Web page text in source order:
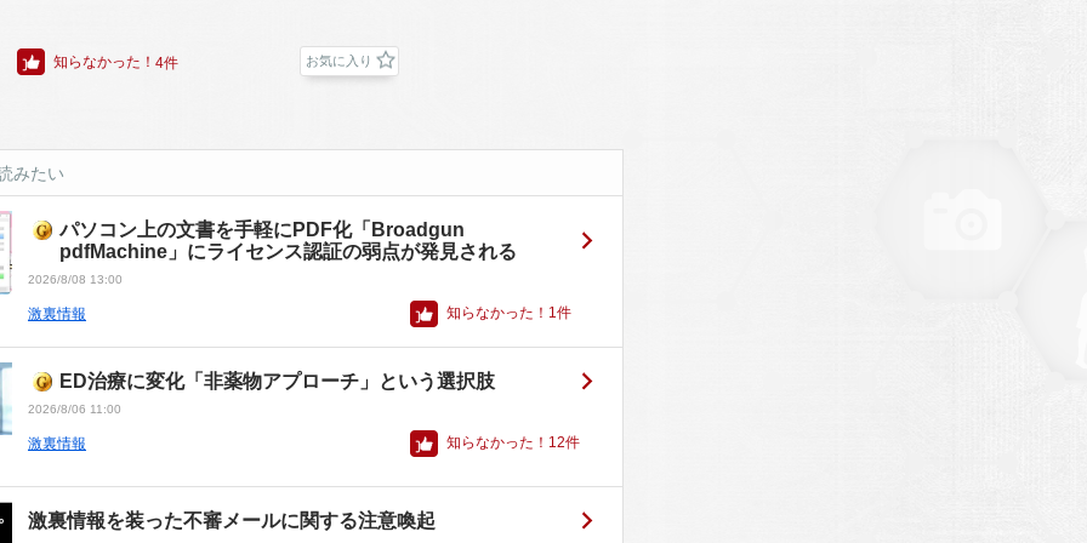
知らなかった！ 4件 お気に入り
みたい
パソコン上の文書を手軽にPDF化「Broadgun
pdfMachine」にライセンス認証の弱点が発見される
2026/8/08 13:00
激裏情報 知らなかった！ 1件
ED治療に変化「非薬物アプローチ」という選択肢
2026/8/06 11:00
激裏情報 知らなかった！ 12件
激裏情報を装った不審メールに関する注意喚起